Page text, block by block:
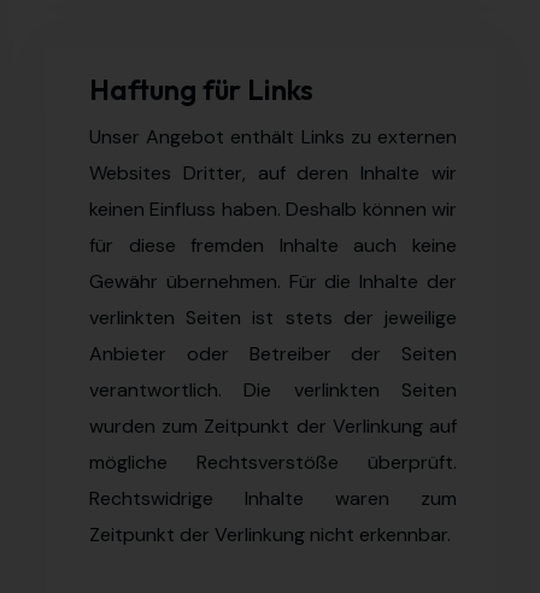
Haftung für Links
Unser Angebot enthält Links zu externen
Websites Dritter, auf deren Inhalte wir
keinen Einfluss haben. Deshalb können wir
für diese fremden Inhalte auch keine
Gewähr übernehmen. Für die Inhalte der
verlinkten Seiten ist stets der jeweilige
Anbieter oder Betreiber der Seiten
verantwortlich. Die verlinkten Seiten
wurden zum Zeitpunkt der Verlinkung auf
mögliche Rechtsverstöße überprüft.
Rechtswidrige Inhalte waren zum
Zeitpunkt der Verlinkung nicht erkennbar.